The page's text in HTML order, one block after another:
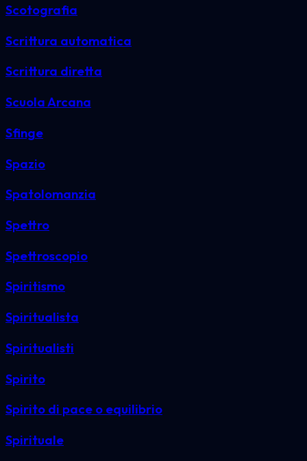
Scotografia
Scrittura automatica
Scrittura diretta
Scuola Arcana
Sfinge
Spazio
Spatolomanzia
Spettro
Spettroscopio
Spiritismo
Spiritualista
Spiritualisti
Spirito
Spirito di pace o equilibrio
Spirituale